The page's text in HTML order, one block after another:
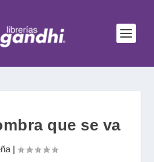
que se va
|